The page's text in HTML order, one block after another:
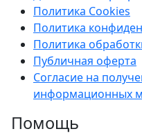
Политика Cookies
Политика
Политика
Публичная оферта
Согласие на
информационных
Помощь